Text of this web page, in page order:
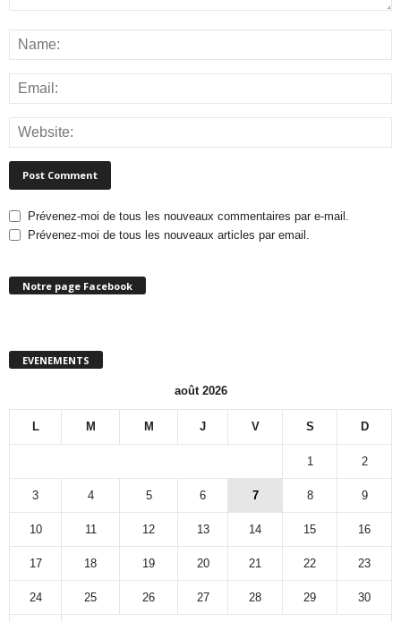
Prévenez-moi de tous les nouveaux commentaires par e-mail.
Prévenez-moi de tous les nouveaux articles par email.
Notre page Facebook
EVENEMENTS
août 2026
L M M J V S D
1 2
3 4 5 6 7 8 9
10 11 12 13 14 15 16
17 18 19 20 21 22 23
24 25 26 27 28 29 30